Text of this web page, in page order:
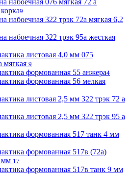
набоечная 076 мягкая 72 а
9
набоечная 322 трэк 72а мягкая 6,2
набоечная 322 трэк 95а жесткая
листовая 4,0 мм 075
мягкая 9
формованная 55 анжера4
формованная 56 мелкая
листовая 2,5 мм 322 трэк 72 а
листовая 2,5 мм 322 трэк 95 а
формованная 517 танк 4 мм
формованная 517в (72a)
мм 17
формованная 517в танк 9 мм